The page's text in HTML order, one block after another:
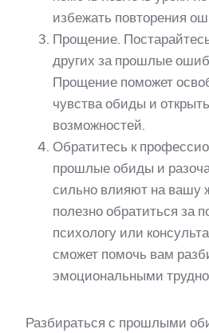
избежать повторения
Прощение.
других за прошлые
Прощение поможет
чувства обиды и
возможностей.
Обратитесь к
прошлые обиды и
сильно влияют на вашу
полезно обратиться за
психологу или
сможет помочь вам
эмоциональными
Разбираться с прошлыми